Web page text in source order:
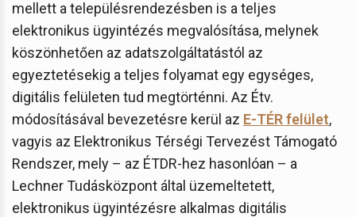
mellett a településrendezésben is a teljes
elektronikus ügyintézés megvalósítása, melynek
köszönhetően az adatszolgáltatástól az
egyeztetésekig a teljes folyamat egy egységes,
digitális felületen tud megtörténni. Az Étv.
módosításával bevezetésre kerül az E-TÉR felület,
vagyis az Elektronikus Térségi Tervezést Támogató
Rendszer, mely – az ÉTDR-hez hasonlóan – a
Lechner Tudásközpont által üzemeltetett,
elektronikus ügyintézésre alkalmas digitális